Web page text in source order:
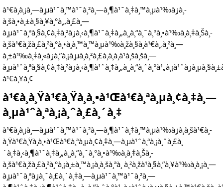
à¹€à¸à¸¡à¸—à¸µà¹ˆà¸™à¹ˆà¸²à¸—à¸¶à¹ˆà¸‡à¸™à¸µà¹‰à¸¡à¸­
à¸šà¸•à¸±à¸§à¸¥à¸°à¸„à¸£à¸—
à¸µà¹ˆà¸ªà¸§à¸¢à¸‡à¸²à¸¡à¸‹à¸¶à¹ˆà¸‡à¸„à¸¸à¸“à¸ˆà¸°à¸•à¹‰à¸­à¸‡à¸Šà¸­
à¸šà¹€à¸žà¸£à¸²à¸°à¸•à¸­à¸™à¸™à¸µà¹‰à¸žà¸§à¸à¹€à¸‚à¸²à¸—
à¸±à¹‰à¸‡à¸«à¸¡à¸”à¸¡à¸µà¸à¸²à¸£à¸­à¸­à¸à¹à¸šà¸šà¸—
à¹€à¸¥à¸¢
à¹€à¸­à¸Ÿà¹€à¸Ÿà¸à¸•à¹Œà¹€à¸ªà¸µà¸¢à¸‡à¸—
à¸µà¹ˆà¸ªà¸¡à¸ˆà¸£à¸´à¸‡
à¹€à¸à¸¡à¸—à¸µà¹ˆà¸™à¹ˆà¸²à¸—à¸¶à¹ˆà¸‡à¸™à¸µà¹‰à¸¡à¸­à¸šà¹€à¸­
à¸Ÿà¹€à¸Ÿà¸à¸•à¹Œà¹€à¸ªà¸µà¸¢à¸‡à¸—à¸µà¹ˆà¸ªà¸¡à¸ˆà¸£à¸
´à¸‡à¸‹à¸¶à¹ˆà¸‡à¸„à¸¸à¸“à¸ˆà¸°à¸•à¹‰à¸­à¸‡à¸Šà¸­
à¸šà¹€à¸žà¸£à¸²à¸°à¸¡à¸±à¸™à¸¡à¸­à¸šà¸ªà¸ à¸²à¸žà¹à¸§à¸”à¸¥à¹‰à¸­à¸¡à¸—
à¸µà¹ˆà¸ªà¸¡à¸ˆà¸£à¸´à¸‡à¸—à¸µà¹ˆà¸™à¹ˆà¸²à¸—